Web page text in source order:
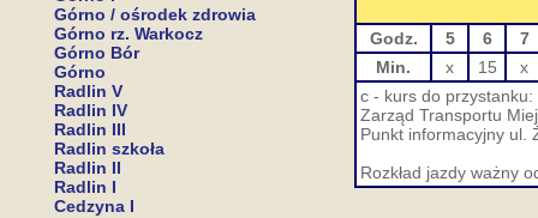
Górno / ośrodek zdrowia
Górno rz. Warkocz
Górno Bór
Górno
Radlin V
Radlin IV
Radlin III
Radlin szkoła
Radlin II
Radlin I
Cedzyna I
Godz. 5 6
7
Min.
x 15
x
c - kurs do przystanku:
Zarząd Transportu
Punkt informacyjny ul.
Rozkład jazdy ważny